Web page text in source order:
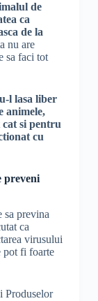
de
ca
de la
nu are
sa faci tot
l lasa liber
animele,
si pentru
cu
preveni
sa previna
ca
virusului
pot fi foarte
Produselor